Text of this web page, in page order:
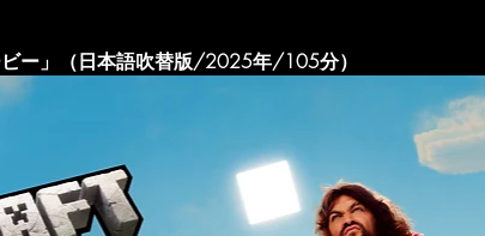
ー」（日本語吹替版/2025年/105分）